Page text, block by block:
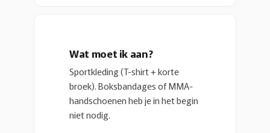
Wat moet ik aan?
Sportkleding (T-shirt + korte
broek). Boksbandages of MMA-
handschoenen heb je in het begin
niet nodig.